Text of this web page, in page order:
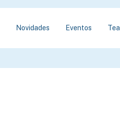
Novidades Eventos